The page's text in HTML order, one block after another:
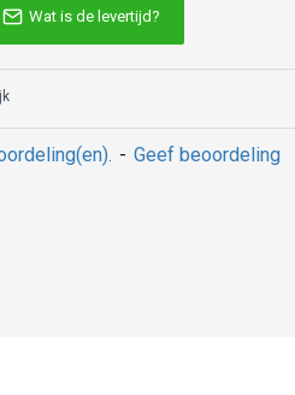
- Geef beoordeling
Wat is de levertijd?